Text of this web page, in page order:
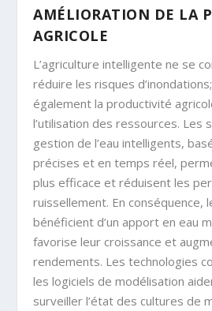
AMÉLIORATION DE LA
AGRICOLE
L’agriculture intelligente ne se
réduire les risques
également la productivité
l’utilisation des ressources. Les
gestion de l’eau intelligents,
précises et en temps réel,
plus efficace et réduisent les
ruissellement. En conséquence,
bénéficient d’un apport en eau
favorise leur croissance et
rendements. Les technologies
les logiciels de modélisation
surveiller l’état des cultures de